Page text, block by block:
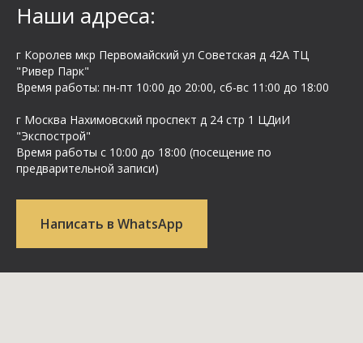
Наши адреса:
г Королев мкр Первомайский ул Cоветская д 42А ТЦ
"Ривер Парк"
Время работы: пн-пт 10:00 до 20:00, сб-вс 11:00 до 18:00
г Москва Нахимовский проспект д 24 стр 1 ЦДиИ
"Экспострой"
Время работы с 10:00 до 18:00 (посещение по
предварительной записи)
Написать в WhatsApp